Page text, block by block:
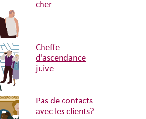
cher
Cheffe
d'ascendance
juive
Pas de contacts
avec les clients?